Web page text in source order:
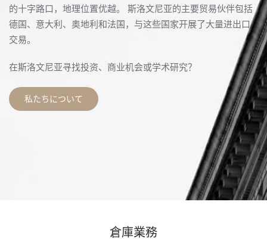
的十字路口，地理位置优越。 斯洛文尼亚的主要贸易伙伴包括
德国、意大利、奥地利和法国，与这些国家开展了大量进出口
交易。
在斯洛文尼亚寻找投资、商业机会或学术研究？
私たちについて
倉庫業務